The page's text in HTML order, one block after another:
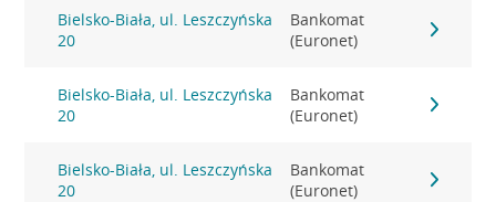
Bielsko-Biała, ul. Leszczyńska
20
Bankomat
(Euronet)
Bielsko-Biała, ul. Leszczyńska
20
Bankomat
(Euronet)
Bielsko-Biała, ul. Leszczyńska
20
Bankomat
(Euronet)